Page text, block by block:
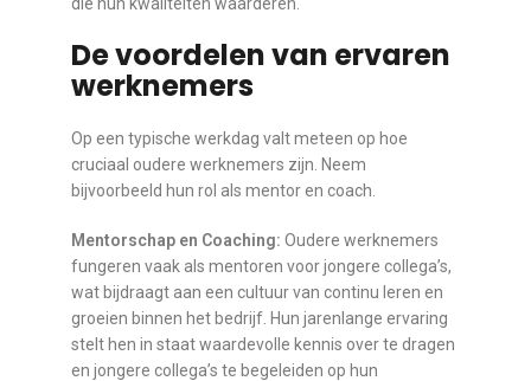
De voordelen van ervaren
werknemers
Op een typische werkdag valt meteen op hoe
cruciaal oudere werknemers zijn. Neem
bijvoorbeeld hun rol als mentor en coach.
Mentorschap en Coaching: Oudere werknemers
fungeren vaak als mentoren voor jongere collega’s,
wat bijdraagt aan een cultuur van continu leren en
groeien binnen het bedrijf. Hun jarenlange ervaring
stelt hen in staat waardevolle kennis over te dragen
en jongere collega’s te begeleiden op hun